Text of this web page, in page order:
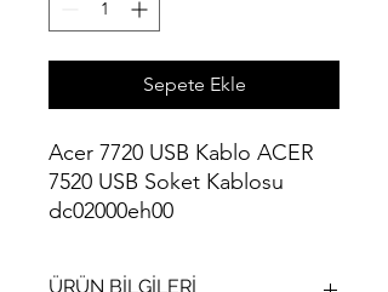
Sepete Ekle
Acer 7720 USB Kablo ACER
7520 USB Soket Kablosu
dc02000eh00
ÜRÜN BİLGİLERİ